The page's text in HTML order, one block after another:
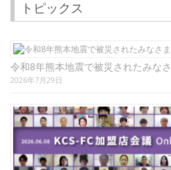
トピックス
令和8年熊本地震で被災されたみな
2026年7月29日